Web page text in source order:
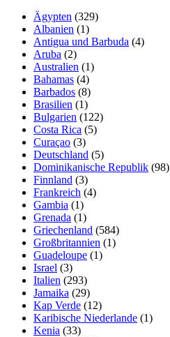
Ägypten (329)
Albanien (1)
Antigua und Barbuda (4)
Aruba (2)
Australien (1)
Bahamas (4)
Barbados (8)
Brasilien (1)
Bulgarien (122)
Costa Rica (5)
Curaçao (3)
Deutschland (5)
Dominikanische Republik (98)
Finnland (3)
Frankreich (4)
Gambia (1)
Grenada (1)
Griechenland (584)
Großbritannien (1)
Guadeloupe (1)
Israel (3)
Italien (293)
Jamaika (29)
Kap Verde (12)
Karibische Niederlande (1)
Kenia (33)